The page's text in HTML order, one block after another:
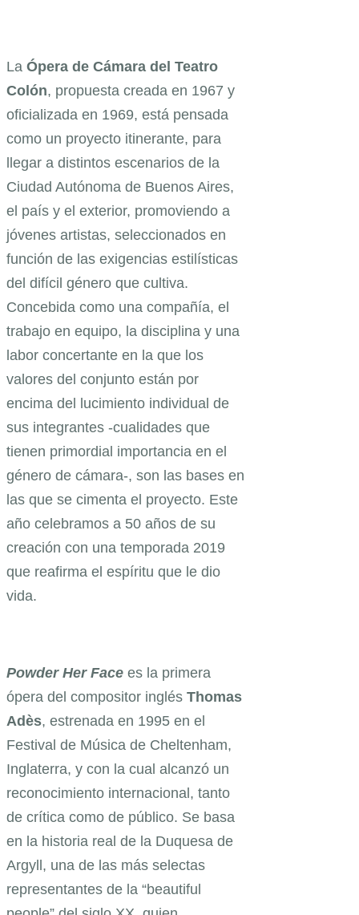
La Ópera de Cámara del Teatro
Colón, propuesta creada en 1967 y
oficializada en 1969, está pensada
como un proyecto itinerante, para
llegar a distintos escenarios de la
Ciudad Autónoma de Buenos Aires,
el país y el exterior, promoviendo a
jóvenes artistas, seleccionados en
función de las exigencias estilísticas
del difícil género que cultiva.
Concebida como una compañía, el
trabajo en equipo, la disciplina y una
labor concertante en la que los
valores del conjunto están por
encima del lucimiento individual de
sus integrantes -cualidades que
tienen primordial importancia en el
género de cámara-, son las bases en
las que se cimenta el proyecto. Este
año celebramos a 50 años de su
creación con una temporada 2019
que reafirma el espíritu que le dio
vida.
Powder Her Face es la primera
ópera del compositor inglés Thomas
Adès, estrenada en 1995 en el
Festival de Música de Cheltenham,
Inglaterra, y con la cual alcanzó un
reconocimiento internacional, tanto
de crítica como de público. Se basa
en la historia real de la Duquesa de
Argyll, una de las más selectas
representantes de la “beautiful